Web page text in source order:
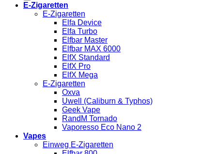
E-Zigaretten
E-Zigaretten
Elfa Device
Elfa Turbo
Elfbar Master
Elfbar MAX 6000
ElfX Standard
ElfX Pro
ElfX Mega
E-Zigaretten
Oxva
Uwell (Caliburn & Typhos)
Geek Vape
RandM Tornado
Vaporesso Eco Nano 2
Vapes
Einweg E-Zigaretten